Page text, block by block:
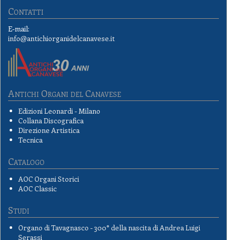
Contatti
E-mail:
info@antichiorganidelcanavese.it
Antichi Organi del Canavese
Edizioni Leonardi - Milano
Collana Discografica
Direzione Artistica
Tecnica
Catalogo
AOC Organi Storici
AOC Classic
Studi
Organo di Tavagnasco - 300° della nascita di Andrea Luigi
Serassi